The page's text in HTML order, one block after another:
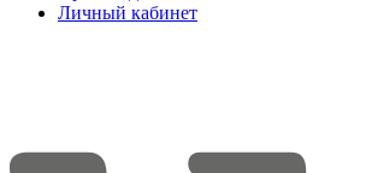
Личный кабинет